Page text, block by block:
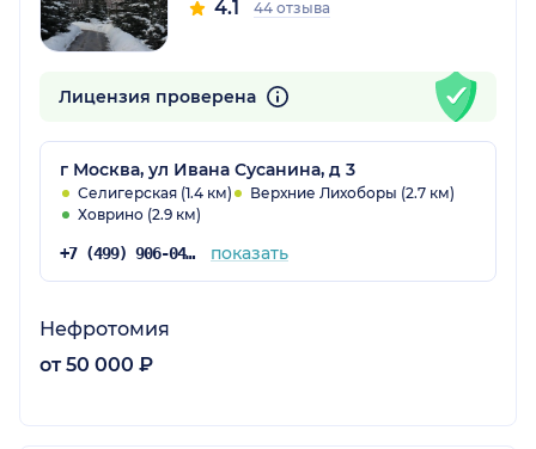
4.1 44 отзыва
Лицензия проверена
г Москва, ул Ивана Сусанина, д 3
Селигерская (1.4 км)
Верхние Лихоборы (2.7 км)
Ховрино (2.9 км)
+7 (499) 906-04-15 показать
Нефротомия
от 50 000 ₽